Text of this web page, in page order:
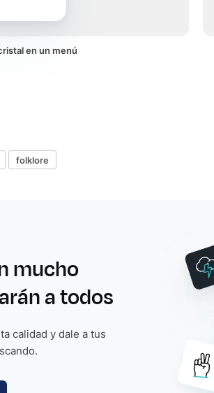
en un menú
folklore
mucho
a todos
calidad y dale a tus